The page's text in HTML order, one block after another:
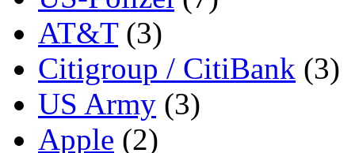
AT&T(3)
Citigroup / CitiBank (3)
US Army (3)
Apple (2)